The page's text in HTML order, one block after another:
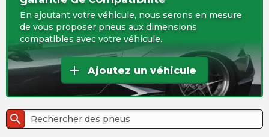
En ajoutant votre véhicule, nous serons en mesure
de vous proposer pneus aux dimensions
compatibles avec votre véhicule.
add Ajoutez un véhicule
search